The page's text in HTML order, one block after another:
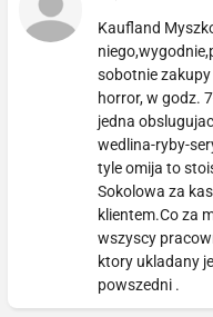
Kaufland
sobotnie
horror, w godz.
jedna
wedlina-ryby-
tyle omija to
Sokolowa za
klientem.Co za
wszyscy
ktory ukladany
powszedni .